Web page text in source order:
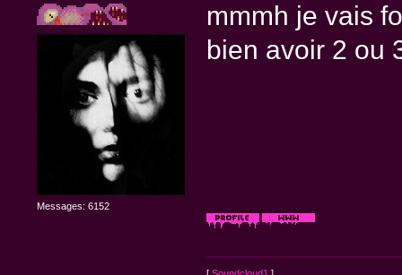
Messages: 6152
mmmh je vais
bien avoir 2 ou
[ Soundcloud1 ]